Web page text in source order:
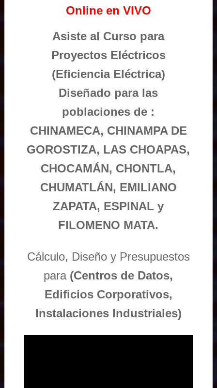
Online en VIVO
Asiste al Curso para
Proyectos Eléctricos
(Eficiencia Eléctrica)
Diseñado para las
poblaciones de :
CHINAMECA, CHINAMPA DE
GOROSTIZA, LAS CHOAPAS,
CHOCAMÁN, CHONTLA,
CHUMATLÁN, EMILIANO
ZAPATA, ESPINAL y
FILOMENO MATA.
Cálculo, Diseño y Presupuestos
para (Centros de Datos,
Edificios Corporativos,
Instalaciones Industriales)